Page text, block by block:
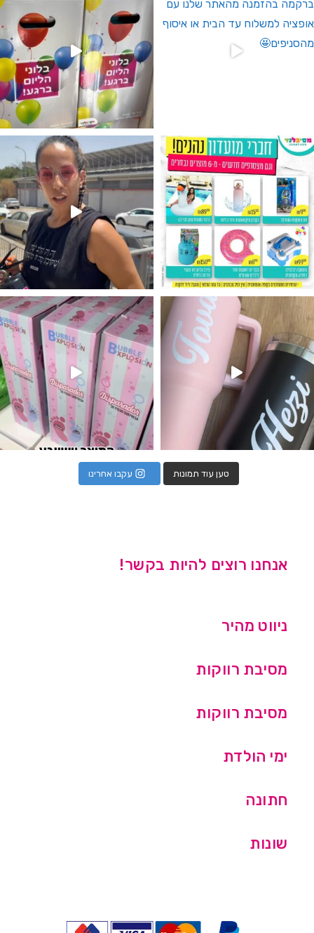
מין העובר רק במסיבלנד !! קיים
מטף לגילוי מין העובר חזר למלא
טען עוד תמונות עקבו אחרינו
אנחנו רוצים להיות בקשר!
ניווט מהיר
מסיבת רווקות
מסיבת רווקות
ימי הולדת
חתונה
שונות